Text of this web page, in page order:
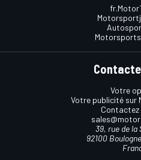
Votre
Votre publicité sur
Contactez
39, rue de la
92100